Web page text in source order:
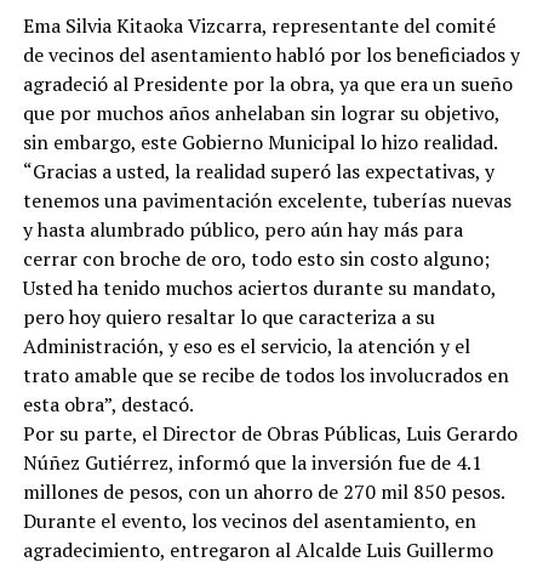
Ema Silvia Kitaoka Vizcarra, representante del comité
de vecinos del asentamiento habló por los beneficiados y
agradeció al Presidente por la obra, ya que era un sueño
que por muchos años anhelaban sin lograr su objetivo,
sin embargo, este Gobierno Municipal lo hizo realidad.
“Gracias a usted, la realidad superó las expectativas, y
tenemos una pavimentación excelente, tuberías nuevas
y hasta alumbrado público, pero aún hay más para
cerrar con broche de oro, todo esto sin costo alguno;
Usted ha tenido muchos aciertos durante su mandato,
pero hoy quiero resaltar lo que caracteriza a su
Administración, y eso es el servicio, la atención y el
trato amable que se recibe de todos los involucrados en
esta obra”, destacó.
Por su parte, el Director de Obras Públicas, Luis Gerardo
Núñez Gutiérrez, informó que la inversión fue de 4.1
millones de pesos, con un ahorro de 270 mil 850 pesos.
Durante el evento, los vecinos del asentamiento, en
agradecimiento, entregaron al Alcalde Luis Guillermo